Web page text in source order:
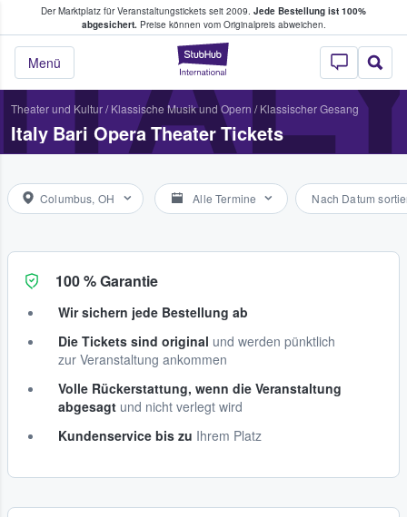
Der Marktplatz für Veranstaltungstickets seit 2009. Jede Bestellung ist 100%
abgesichert.Preise können vom Originalpreis abweichen.
StubHub - Wo
Menü
Tickets kaufen & verkaufen
Theater und Kultur/ Klassische Musik und Opern / Klassischer Gesang
Italy Bari Opera Theater Tickets
Columbus, OH Alle Termine Nach Datum
100 % Garantie
Wir sichern jede Bestellung ab
Die Tickets sind original und werden pünktlich
zur Veranstaltung ankommen
Volle Rückerstattung, wenn die Veranstaltung
abgesagt und nicht verlegt wird
Kundenservice bis zu Ihrem Platz